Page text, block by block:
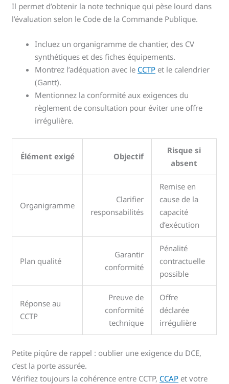
Il permet d’obtenir la note technique qui pèse lourd dans
l’évaluation selon le Code de la Commande Publique.
Incluez un organigramme de chantier, des CV
synthétiques et des fiches équipements.
Montrez l’adéquation avec le CCTP et le calendrier
(Gantt).
Mentionnez la conformité aux exigences du
règlement de consultation pour éviter une offre
irrégulière.
Élément exigé Objectif
Risque si
absent
Organigramme
Clarifier
responsabilités
Remise en
cause de la
capacité
d’exécution
Plan qualité
Garantir
conformité
Pénalité
contractuelle
possible
Réponse au
CCTP
Preuve de
conformité
technique
Offre
déclarée
irrégulière
Petite piqûre de rappel : oublier une exigence du DCE,
c’est la porte assurée.
Vérifiez toujours la cohérence entre CCTP, CCAP et votre